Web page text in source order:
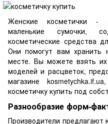
Женские косметички -
маленькие сумочки,
косметические средства
Они помогут вам хранить
месте. Вы можете взять
моделей и расцветок,
магазине
косметичку купить под
Разнообразие форм-
Производители предлагают